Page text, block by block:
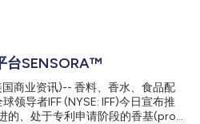
台SENSORA™
商业资讯)-- 香料、香水、食品配
领导者IFF (NYSE: IFF)今日宣布推
的、处于专利申请阶段的香基(pro-